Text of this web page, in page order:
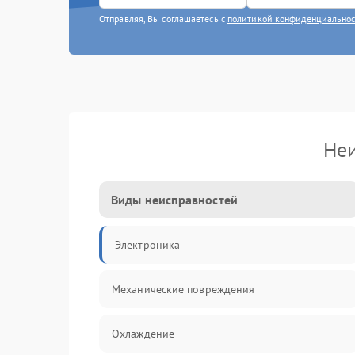
Отправляя, Вы соглашаетесь с политикой
Виды неисправностей
Электроника
Механические повреждения
Охлаждение